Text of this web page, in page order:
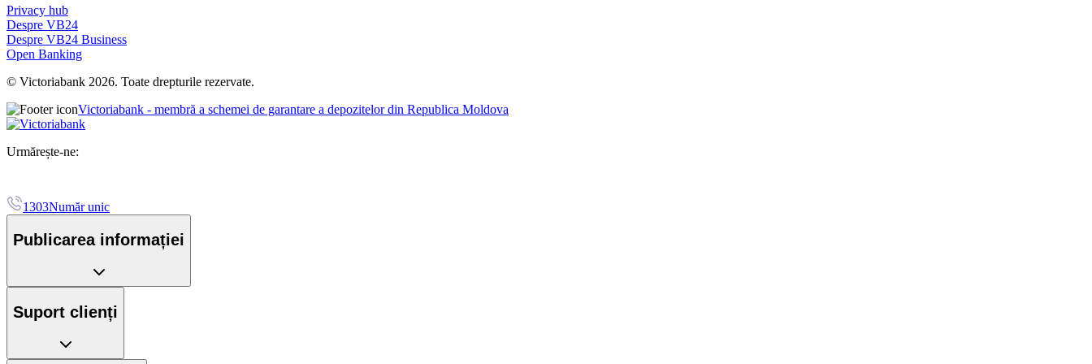
Privacy hub
Despre VB24
Despre VB24 Business
Open Banking
© Victoriabank 2026. Toate drepturile rezervate.
Victoriabank - membră a schemei de garantare a depozitelor din Republica Moldova
Urmărește-ne:
1303Număr unic
Publicarea informației
Suport clienți